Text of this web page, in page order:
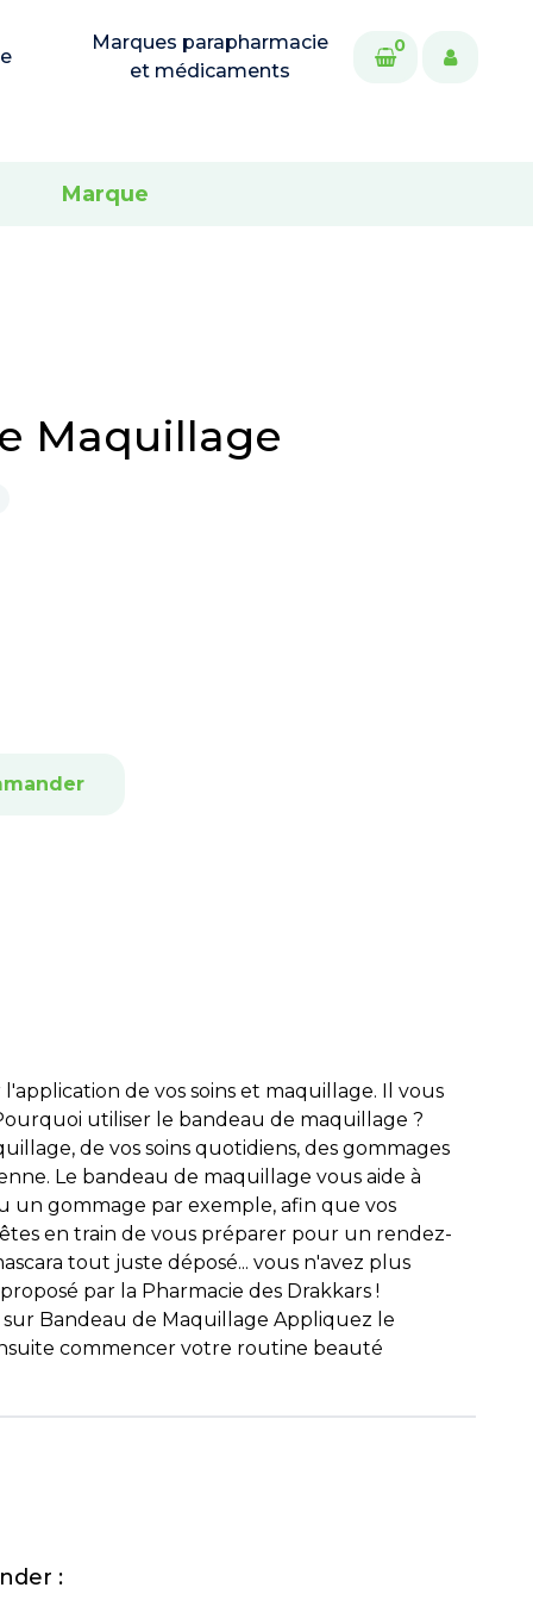
Marques parapharmacie
et médicaments
0
Marque
Maquillage
de vos soins et maquillage. Il vous
utiliser le bandeau de maquillage ?
de vos soins quotidiens, des gommages
Le bandeau de maquillage vous aide à
gommage par exemple, afin que vos
en train de vous préparer pour un rendez-
tout juste déposé... vous n'avez plus
par la Pharmacie des Drakkars !
Bandeau de Maquillage Appliquez le
commencer votre routine beauté
: